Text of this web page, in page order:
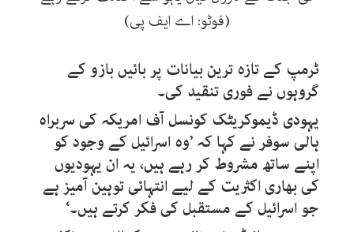
(فوٹو: اے ایف پی)
ٹرمپ کے تازہ ترین بیانات پر بائیں بازو کے
گروہوں نے فوری تنقید کی۔
یہودی ڈیموکریٹک کونسل آف امریکہ کی سربراہ
ہالی سوفر نے کہا کہ ’وہ اسرائیل کے وجود کو
اپنے ساتھ مشروط کر رہے ہیں، یہ ان یہودیوں
کی بھاری اکثریت کے لیے انتہائی توہین آمیز ہے
جو اسرائیل کے مستقبل کی فکر کرتے ہیں۔‘